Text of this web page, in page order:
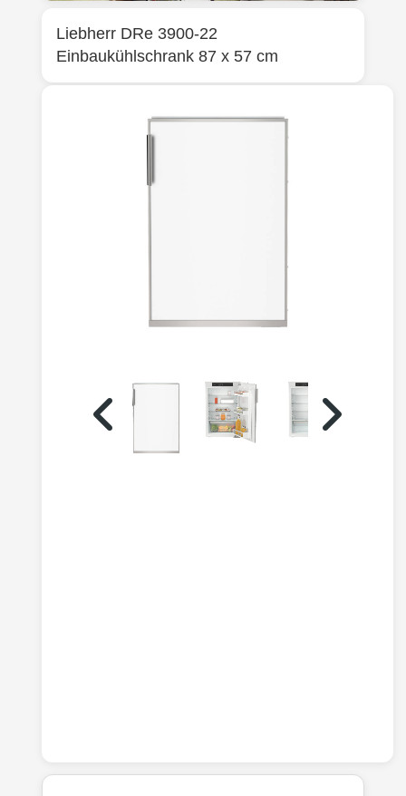
Liebherr DRe 3900-22
Einbaukühlschrank 87 x 57 cm